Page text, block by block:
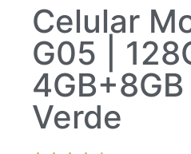
Celular
G05 |
4GB+8GB
Verde